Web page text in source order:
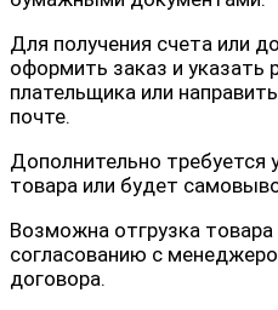
Для получения счета или
оформить заказ и указать
плательщика или
почте.
Дополнительно требуется
товара или будет
Возможна отгрузка
согласованию с
договора.